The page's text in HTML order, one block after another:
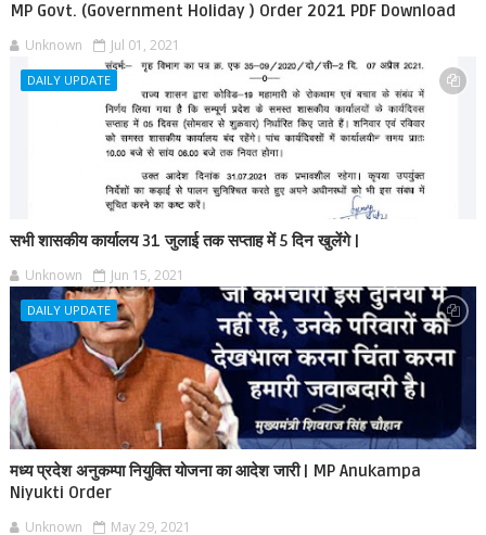
MP Govt. (Government Holiday ) Order 2021 PDF Download
Unknown Jul 01, 2021
DAILY UPDATE
सभी शासकीय कार्यालय 31 जुलाई तक सप्ताह में 5 दिन खुलेंगे |
Unknown Jun 15, 2021
DAILY UPDATE
मध्य प्रदेश अनुकम्पा नियुक्ति योजना का आदेश जारी | MP Anukampa
Niyukti Order
Unknown May 29, 2021